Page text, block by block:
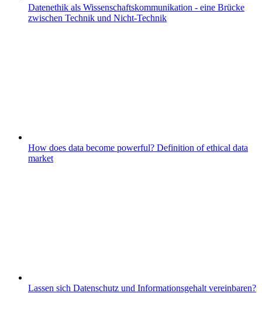
Datenethik als Wissenschaftskommunikation - eine Brücke
zwischen Technik und Nicht-Technik
How does data become powerful? Definition of ethical data
market
Lassen sich Datenschutz und Informationsgehalt vereinbaren?